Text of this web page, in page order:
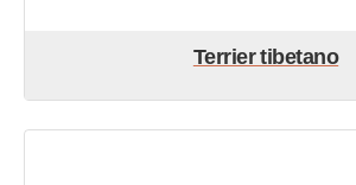
Terrier tibetano